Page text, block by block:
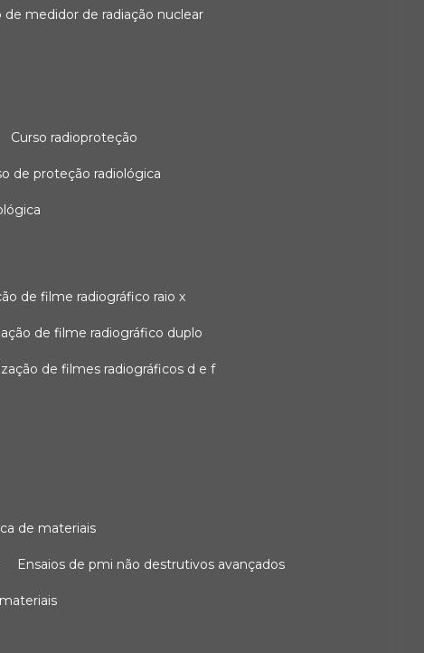
de medidor de radiação nuclear
curso radioproteção
de proteção radiológica
de filme radiográfico raio x
de filme radiográfico duplo
de filmes radiográficos d e f
de materiais
ensaios de pmi não destrutivos avançados